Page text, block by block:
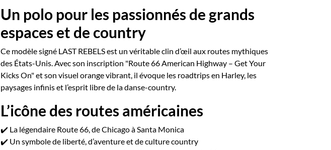
Un polo pour les passionnés de grands
espaces et de country
Ce modèle signé LAST REBELS est un véritable clin d’œil aux routes mythiques
des États-Unis. Avec son inscription "Route 66 American Highway – Get Your
Kicks On" et son visuel orange vibrant, il évoque les roadtrips en Harley, les
paysages infinis et l’esprit libre de la danse-country.
L’icône des routes américaines
✔️ La légendaire Route 66, de Chicago à Santa Monica
✔️ Un symbole de liberté, d’aventure et de culture country